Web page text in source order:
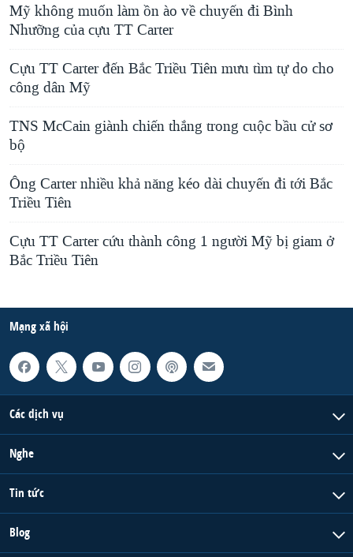
Mỹ không muốn làm ồn ào về chuyến đi Bình
Nhưỡng của cựu TT Carter
Cựu TT Carter đến Bắc Triều Tiên mưu tìm tự do cho
công dân Mỹ
TNS McCain giành chiến thắng trong cuộc bầu cử sơ
bộ
Ông Carter nhiều khả năng kéo dài chuyến đi tới Bắc
Triều Tiên
Cựu TT Carter cứu thành công 1 người Mỹ bị giam ở
Bắc Triều Tiên
Mạng xã hội
Các dịch vụ
Nghe
Tin tức
Blog